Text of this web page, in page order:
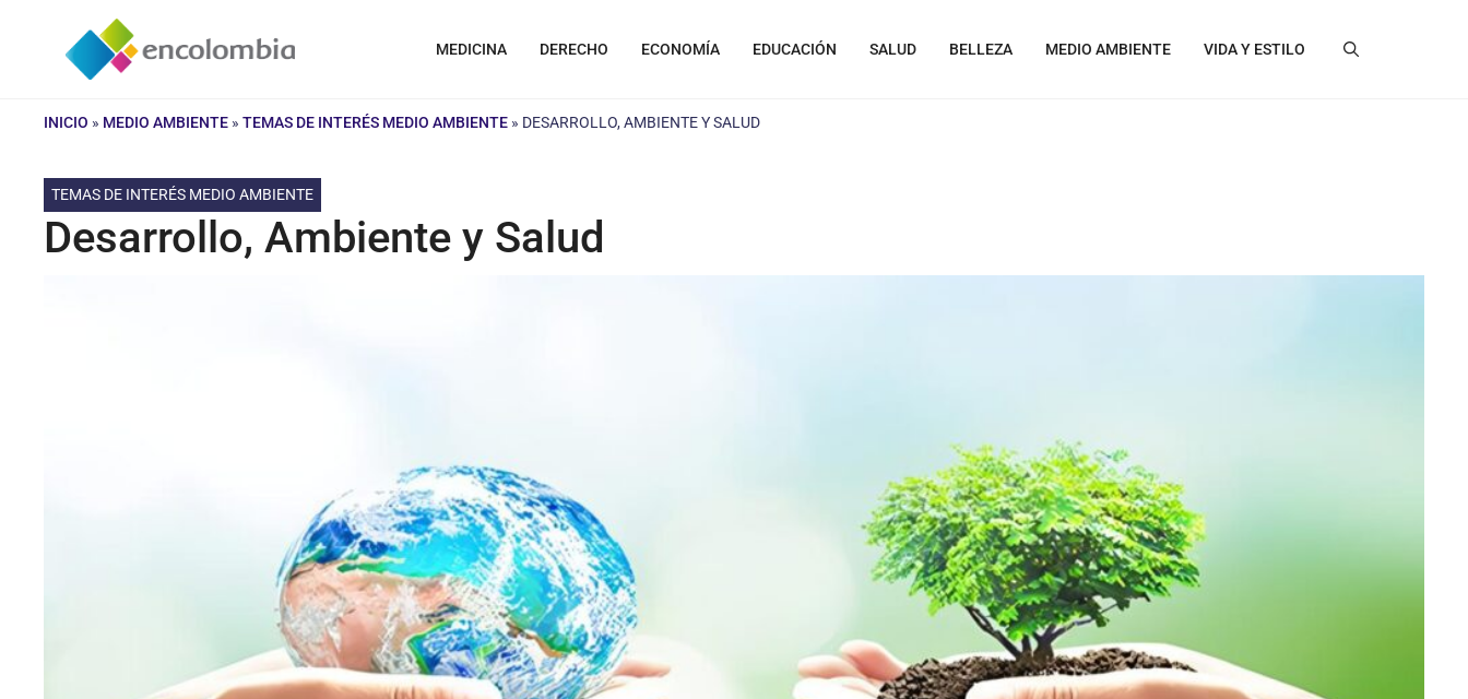
contenido
MEDICINA DERECHO ECONOMÍA EDUCACIÓN SALUD BELLEZA MEDIO AMBIENTE VIDA Y ESTILO
INICIO » MEDIO AMBIENTE » TEMAS DE INTERÉS MEDIO AMBIENTE » DESARROLLO, AMBIENTE Y SALUD
TEMAS DE INTERÉS MEDIO AMBIENTE
Desarrollo, Ambiente y Salud